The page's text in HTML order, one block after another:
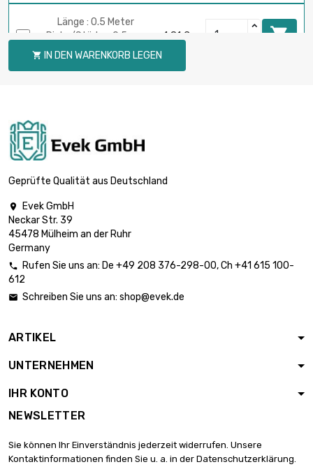
Länge : 0.5 Meter
Dicke/Stärke : 0.5mm
Breite : 25mm
4,81 € 
Länge : 0.5 Meter
Breite : 25mm
Länge : 1 Meter
Dicke/Stärke : 0.8mm
Dicke/Stärke : 1mm
6,72 €
Dicke/Stärke : 1mm
Länge : 0.5 Meter
Breite : 25mm
 IN DEN WARENKORB LEGEN
Geprüfte Qualität aus Deutschland

Evek GmbH
Neckar Str. 39
45478 Mülheim an der Ruhr
Germany
 Rufen Sie uns an: De +49 208 376-298-00, Ch +41 615 100-
612
 Schreiben Sie uns an: shop@evek.de
ARTIKEL
UNTERNEHMEN
IHR KONTO
NEWSLETTER
Sie können Ihr Einverständnis jederzeit widerrufen. Unsere
Kontaktinformationen finden Sie u. a. in der Datenschutzerklärung.